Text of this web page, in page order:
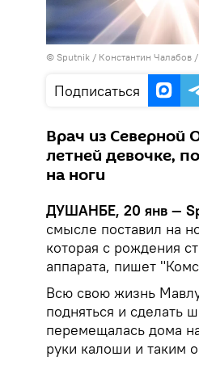
© Sputnik / Константин Чалабов /
Подписаться
Врач из Северной
летней девочке,
на ноги
ДУШАНБЕ, 20 янв —
смысле поставил на
которая с рождения
аппарата, пишет
Всю свою жизнь
подняться и сделать
перемещалась дома
руки калоши и таким